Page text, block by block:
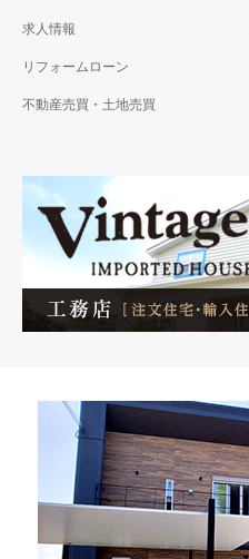
求人情報
リフォームローン
不動産売買・土地売買